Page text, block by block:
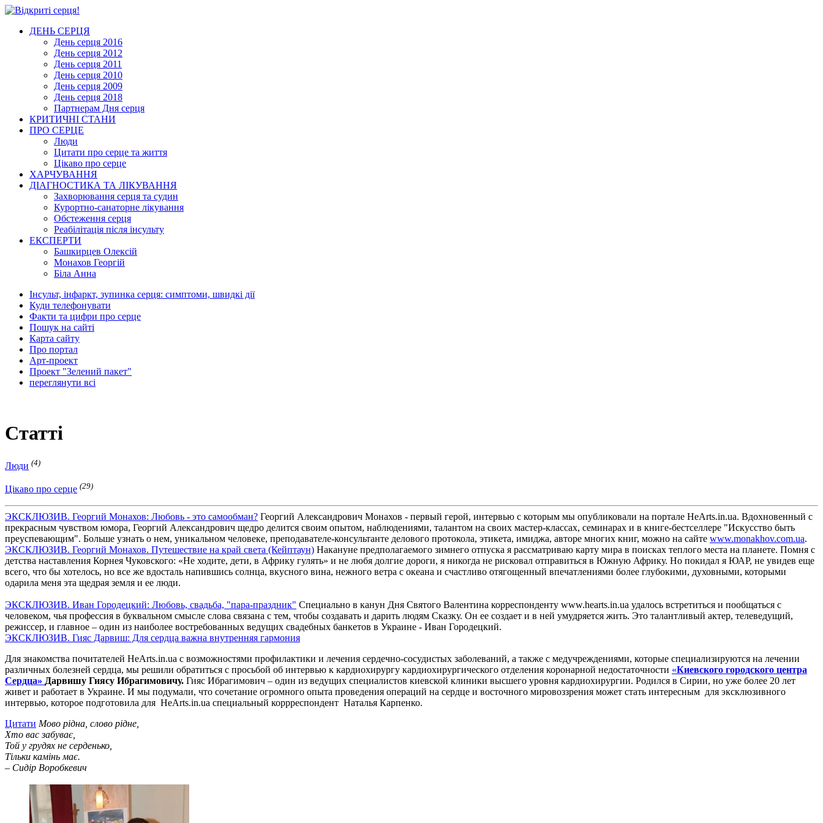
ДЕНЬ СЕРЦЯ
День серця 2016
День серця 2012
День серця 2011
День серця 2010
День серця 2009
День серця 2018
Партнерам Дня серця
КРИТИЧНІ СТАНИ
ПРО СЕРЦЕ
Люди
Цитати про серце та життя
Цікаво про серце
ХАРЧУВАННЯ
ДІАГНОСТИКА ТА ЛІКУВАННЯ
Захворювання серця та судин
Курортно-cанаторне лікування
Обстеження серця
Реабілітація після інсульту
ЕКСПЕРТИ
Башкирцев Олексій
Монахов Георгій
Біла Анна
Інсульт, інфаркт, зупинка серця: симптоми, швидкі дії
Куди телефонувати
Факти та цифри про серце
Пошук на сайті
Карта сайту
Про портал
Арт-проект
Проект "Зелений пакет"
переглянути всі
Статті
Люди (4)
Цікаво про серце (29)
ЭКСКЛЮЗИВ. Георгий Монахов: Любовь - это самообман? Георгий Александрович Монахов - первый герой, интервью с которым мы опубликовали на портале HeArts.in.ua. Вдохновенный с
прекрасным чувством юмора, Георгий Александрович щедро делится своим опытом, наблюдениями, талантом на своих мастер-классах, семинарах и в книге-бестселлере "Искусство быть
преуспевающим". Больше узнать о нем, уникальном человеке, преподавателе-консультанте делового протокола, этикета, имиджа, авторе многих книг, можно на сайте www.monakhov.com.ua.
ЭКСКЛЮЗИВ. Георгий Монахов. Путешествие на край света (Кейптаун) Накануне предполагаемого зимнего отпуска я рассматриваю карту мира в поисках теплого места на планете. Помня с
детства наставления Корнея Чуковского: «Не ходите, дети, в Африку гулять» и не любя долгие дороги, я никогда не рисковал отправиться в Южную Африку. Но покидал я ЮАР, не увидев еще
всего, что бы хотелось, но все же вдосталь напившись солнца, вкусного вина, нежного ветра с океана и счастливо отягощенный впечатлениями более глубокими, духовными, которыми
одарила меня эта щедрая земля и ее люди.
ЭКСКЛЮЗИВ. Иван Городецкий: Любовь, свадьба, "пара-праздник" Специально в канун Дня Святого Валентина корреспонденту www.hearts.in.ua удалось встретиться и пообщаться с
человеком, чья профессия в буквальном смысле слова связана с тем, чтобы создавать и дарить людям Сказку. Он ее создает и в ней умудряется жить. Это талантливый актер, телеведущий,
режиссер, и главное – один из наиболее востребованных ведущих свадебных банкетов в Украине - Иван Городецкий.
ЭКСКЛЮЗИВ. Гияс Дарвиш: Для сердца важна внутренняя гармония
Для знакомства почитателей HeArts.in.ua с возможностями профилактики и лечения сердечно-сосудистых заболеваний, а также с медучреждениями, которые специализируются на лечении
различных болезней сердца, мы решили обратиться с просьбой об интервью к кардиохирургу кардиохирургического отделения коронарной недостаточности «Киевского городского центра
Сердца» Дарвишу Гиясу Ибрагимовичу. Гияс Ибрагимович – один из ведущих специалистов киевской клиники высшего уровня кардиохирургии. Родился в Сирии, но уже более 20 лет
живет и работает в Украине. И мы подумали, что сочетание огромного опыта проведения операций на сердце и восточного мировоззрения может стать интересным для эксклюзивного
интервью, которое подготовила для HeArts.in.ua специальный коррреспондент Наталья Карпенко.
Цитати Мово рідна, слово рідне,
Хто вас забуває,
Той у грудях не серденько,
Тільки камінь має.
– Сидір Воробкевич